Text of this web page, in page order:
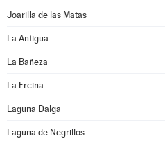
Joarilla de las Matas
La Antigua
La Bañeza
La Ercina
Laguna Dalga
Laguna de Negrillos